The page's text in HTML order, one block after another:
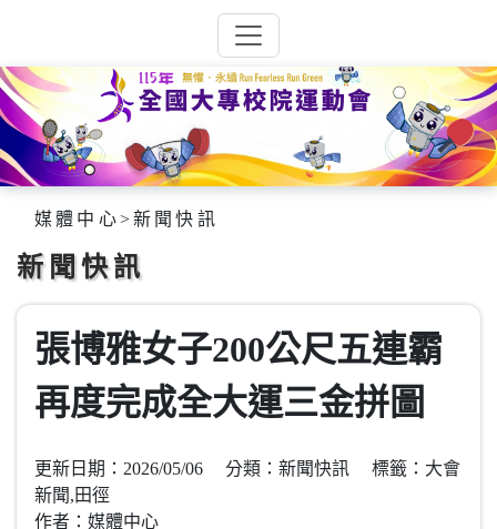
媒體中心>新聞快訊
新聞快訊
張博雅女子200公尺五連霸
再度完成全大運三金拼圖
更新日期：2026/05/06 分類：新聞快訊 標籤：大會
新聞,田徑
作者：媒體中心